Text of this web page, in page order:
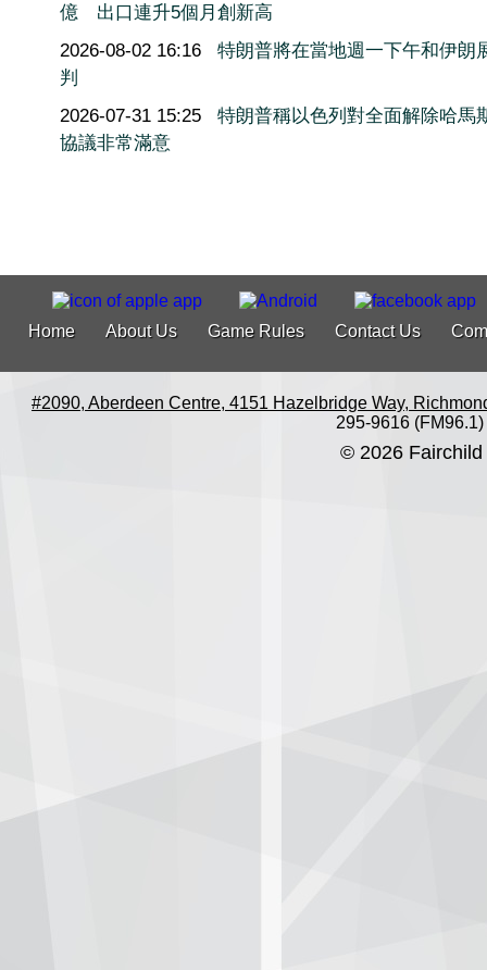
億 出口連升5個月創新高
2026-08-02 16:16
特朗普將在當地週一下午和伊朗
判
2026-07-31 15:25
特朗普稱以色列對全面解除哈馬
協議非常滿意
Home About Us Game Rules Contact Us
#2090, Aberdeen Centre, 4151 Hazelbridge Way,
295-9616 (FM96.1)
© 2026 Fairchild